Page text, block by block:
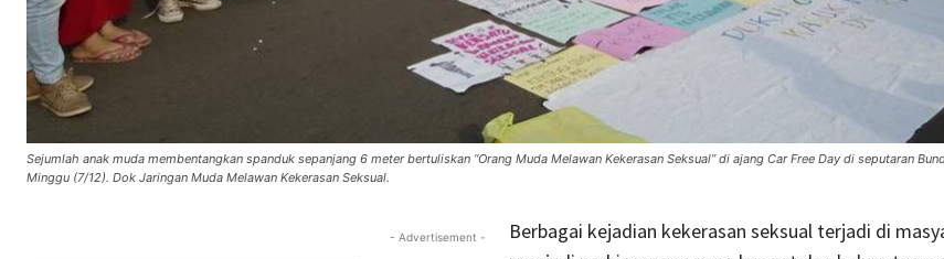
Sejumlah anak muda membentangkan spanduk sepanjang 6 meter bertuliskan “Orang Muda Melawan Kekerasan Seksual” di ajang Car Free Day di seputaran
Minggu (7/12). Dok Jaringan Muda Melawan Kekerasan Seksual.
- Advertisement -
Berbagai kejadian kekerasan seksual terjadi di